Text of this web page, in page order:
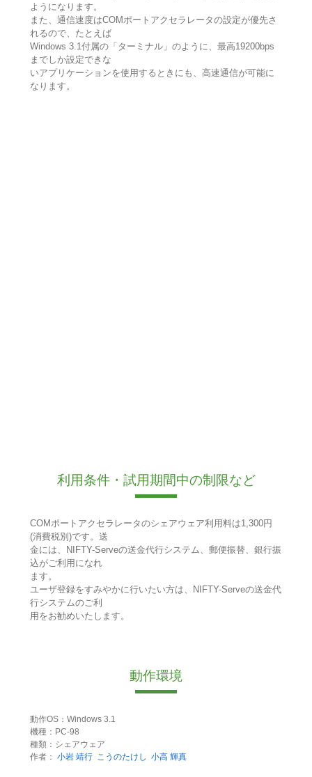
ようになります。
また、通信速度はCOMポートアクセラレータの設定が優先さ
れるので、たとえば
Windows 3.1付属の「ターミナル」のように、最高19200bps
までしか設定できな
いアプリケーションを使用するときにも、高速通信が可能に
なります。
利用条件・試用期間中の制限など
COMポートアクセラレータのシェアウェア利用料は1,300円
(消費税別)です。送
金には、NIFTY-Serveの送金代行システム、郵便振替、銀行振
込がご利用になれ
ます。
ユーザ登録をすみやかに行いたい方は、NIFTY-Serveの送金代
行システムのご利
用をお勧めいたします。
動作環境
動作OS：Windows 3.1
機種：PC-98
種類：シェアウェア
作者： 小岩 靖行 こうのたけし 小高 輝真